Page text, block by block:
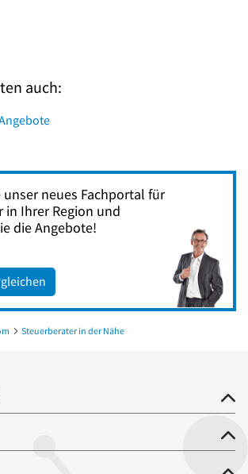
auch:
unser neues Fachportal für
in Ihrer Region und
die Angebote!
Steuerberater in der Nähe